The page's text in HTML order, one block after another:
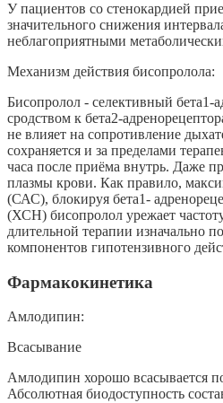
У пациентов со стенокардией
значительного снижения
неблагоприятными
Механизм действия бисопролола:
Бисопролол - селективный бета1-
сродством к бета2-
не влияет на сопротивление
сохраняется и за пределами
часа после приёма внутрь. Даже
плазмы крови. Как правило,
(САС), блокируя бета1-
(ХСН) бисопролол урежает
длительной терапии изначально
компонентов гипотензивного
Фармакокинетика
Амлодипин:
Всасывание
Амлодипин хорошо всасывается
Абсолютная биодоступность